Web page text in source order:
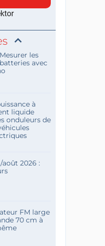
les
avec
à
liquide
onduleurs de
2026 :
FM large
70 cm à